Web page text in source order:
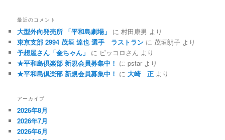
最近のコメント
大型外向発売所 「平和島劇場」 に村田康男 より
東京支部 2994 茂垣 達也 選手 ラストラン に 茂垣朗子 より
予想屋さん「金ちゃん」
に ピッコロさん より
★平和島倶楽部 新規会員募集中！ にpstar より
★平和島倶楽部 新規会員募集中！ に大崎 正 より
アーカイブ
2026年8月
2026年7月
2026年6月